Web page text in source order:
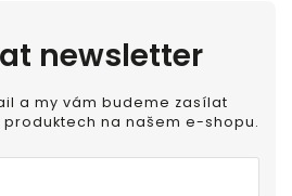
newsletter
a my vám budeme zasílat
na našem e-shopu.